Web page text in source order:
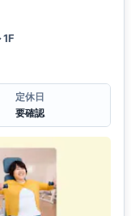
定休日
要確認